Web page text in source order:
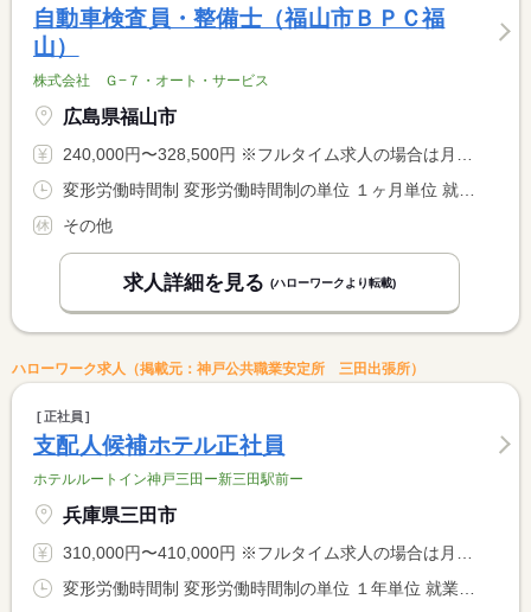
自動車検査員・整備士（福山市ＢＰＣ福
山）
株式会社 Ｇ−７・オート・サービス
広島県福山市
240,000円〜328,500円 ※フルタイム求人の場合は月額（換算額）、パート求人の場合は時間額を表示しています。
その他
求人詳細を見る (ハローワークより転載)
ハローワーク求人（掲載元：神戸公共職業安定所 三田出張所）
正社員
支配人候補ホテル正社員
ホテルルートイン神戸三田ー新三田駅前ー
兵庫県三田市
310,000円〜410,000円 ※フルタイム求人の場合は月額（換算額）、パート求人の場合は時間額を表示しています。